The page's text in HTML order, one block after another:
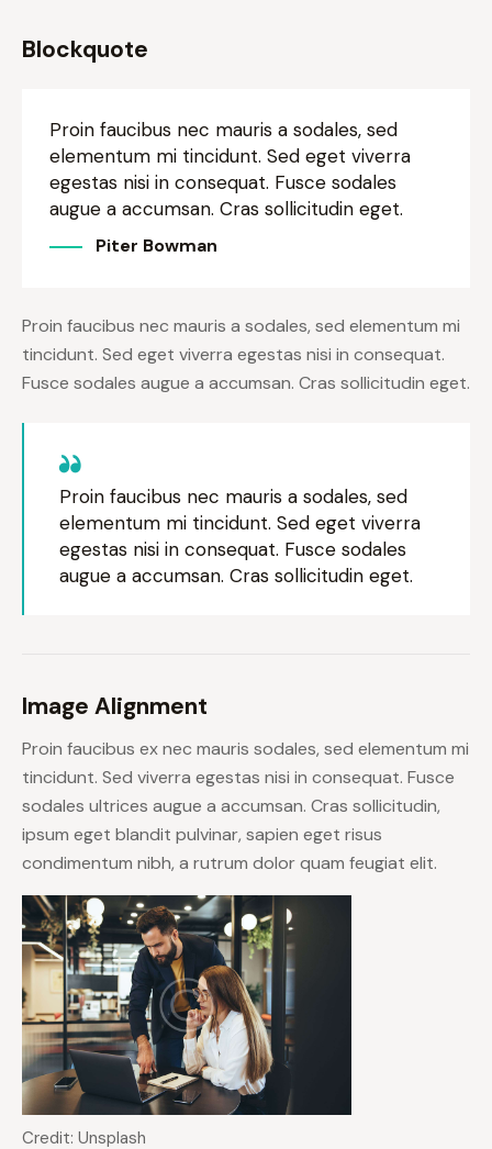
Blockquote
Proin faucibus nec mauris a sodales, sed
elementum mi tincidunt. Sed eget viverra
egestas nisi in consequat. Fusce sodales
augue a accumsan. Cras sollicitudin eget.
Piter Bowman
Proin faucibus nec mauris a sodales, sed elementum mi
tincidunt. Sed eget viverra egestas nisi in consequat.
Fusce sodales augue a accumsan. Cras sollicitudin eget.
Proin faucibus nec mauris a sodales, sed
elementum mi tincidunt. Sed eget viverra
egestas nisi in consequat. Fusce sodales
augue a accumsan. Cras sollicitudin eget.
Image Alignment
Proin faucibus ex nec mauris sodales, sed elementum mi
tincidunt. Sed viverra egestas nisi in consequat. Fusce
sodales ultrices augue a accumsan. Cras sollicitudin,
ipsum eget blandit pulvinar, sapien eget risus
condimentum nibh, a rutrum dolor quam feugiat elit.
Credit: Unsplash